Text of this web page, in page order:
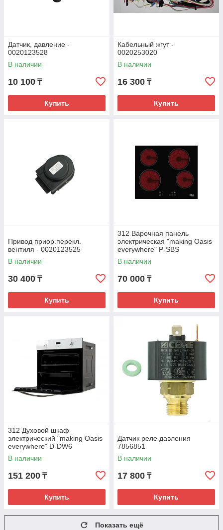
Датчик, давление -
0020123528
В наличии
10 100 ₸
Купить
Кабельный жгут -
0020253020
В наличии
16 300 ₸
Купить
Привод приор.перекл.
вентиля - 0020123525
В наличии
30 400 ₸
Купить
312 Варочная панель
электрическая "making Oasis
everywhere" P-SBS
В наличии
70 000 ₸
Купить
312 Духовой шкаф
электрический "making Oasis
everywhere" D-DW6
В наличии
151 200 ₸
Купить
Датчик реле давления
7856851
В наличии
17 800 ₸
Купить
Показать ещё